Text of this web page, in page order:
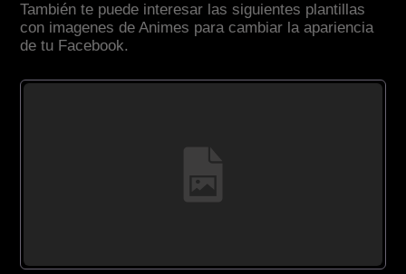
También te puede interesar las siguientes plantillas
con imagenes de Animes para cambiar la apariencia
de tu Facebook.